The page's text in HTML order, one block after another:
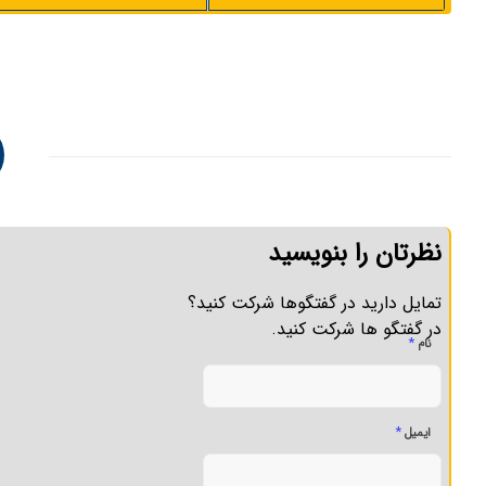
نظرتان را بنویسید
تمایل دارید در گفتگوها شرکت کنید؟
در گفتگو ها شرکت کنید.
نام *
ایمیل*